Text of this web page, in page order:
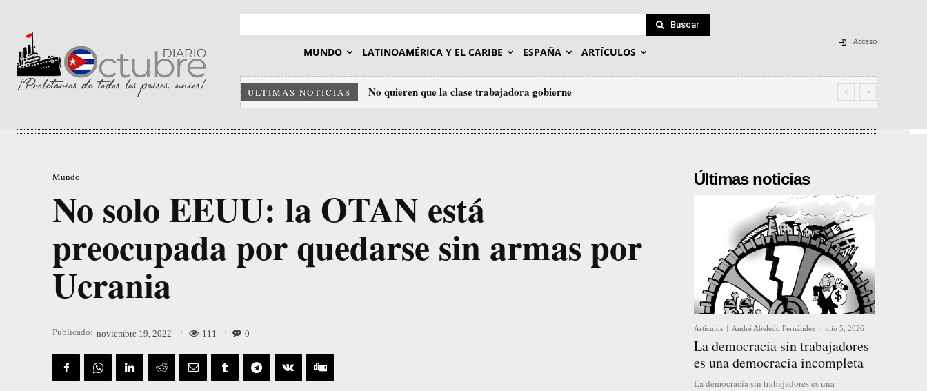
Buscar
MUNDO LATINOAMÉRICA Y EL CARIBE ESPAÑA ARTÍCULOS
Acceso
ULTIMAS NOTICIAS No quieren que la clase trabajadora gobierne
Los «expertos» de la ONU entrenados por el imperialismo y encargados de justificar la
agresión contra Venezuela
Mundo
No solo EEUU: la OTAN está
preocupada por quedarse sin armas por
Ucrania
Publicado: noviembre 19, 2022 111 0
Últimas noticias
Artículos André Abeledo Fernández - julio 5, 2026
La democracia sin trabajadores
es una democracia incompleta
La democracia sin trabajadores es una